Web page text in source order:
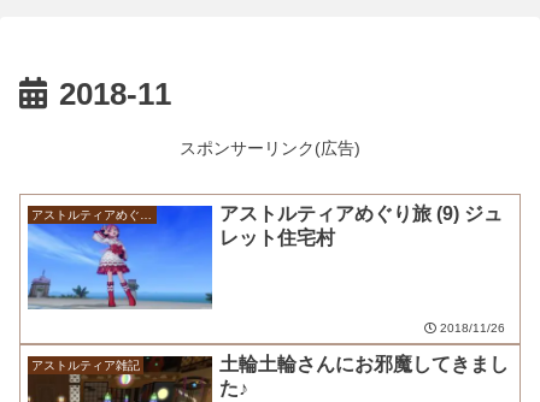
2018-11
スポンサーリンク(広告)
アストルティアめぐり旅 (9) ジュ
レット住宅村
2018/11/26
アストルティア雑記
土輪土輪さんにお邪魔してきまし
た♪